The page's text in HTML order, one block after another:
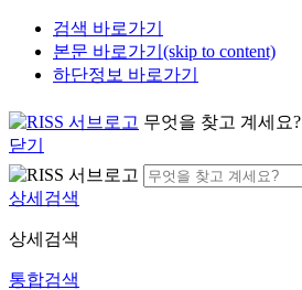
검색 바로가기
본문 바로가기(skip to content)
하단정보 바로가기
무엇을 찾고 계세요?
닫기
상세검색
상세검색
통합검색